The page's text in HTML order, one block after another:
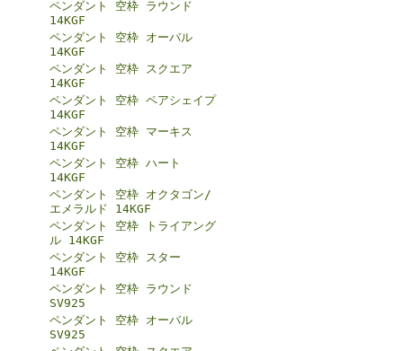
ペンダント 空枠 ラウンド
14KGF
ペンダント 空枠 オーバル
14KGF
ペンダント 空枠 スクエア
14KGF
ペンダント 空枠 ペアシェイプ
14KGF
ペンダント 空枠 マーキス
14KGF
ペンダント 空枠 ハート
14KGF
ペンダント 空枠 オクタゴン/
エメラルド 14KGF
ペンダント 空枠 トライアング
ル 14KGF
ペンダント 空枠 スター
14KGF
ペンダント 空枠 ラウンド
SV925
ペンダント 空枠 オーバル
SV925